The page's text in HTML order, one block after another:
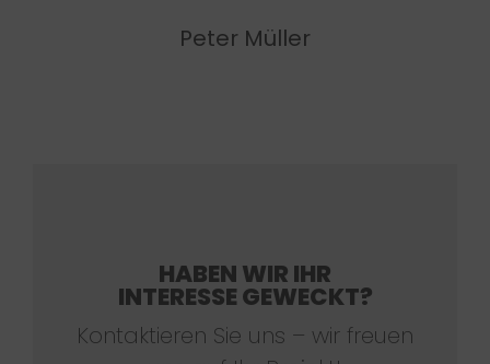
Peter Müller
HABEN WIR IHR
INTERESSE GEWECKT?
Kontaktieren Sie uns – wir freuen